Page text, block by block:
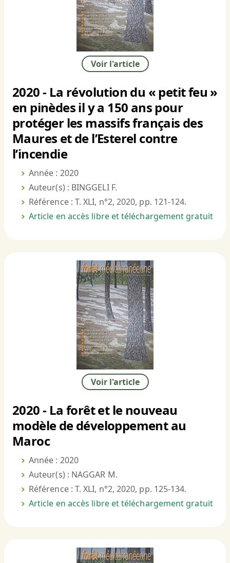
Voir l'article
2020 - La révolution du « petit feu »
en pinèdes il y a 150 ans pour
protéger les massifs français des
Maures et de l’Esterel contre
l’incendie
Année : 2020
Auteur(s) : BINGGELI F.
Référence : T. XLI, n°2, 2020, pp. 121-124.
Article en accès libre et téléchargement gratuit
Voir l'article
2020 - La forêt et le nouveau
modèle de développement au
Maroc
Année : 2020
Auteur(s) : NAGGAR M.
Référence : T. XLI, n°2, 2020, pp. 125-134.
Article en accès libre et téléchargement gratuit